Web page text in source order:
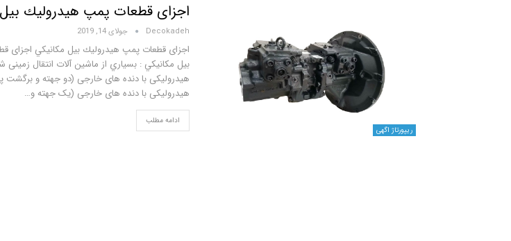
ریپورتاژ اگهی
اجزای قطعات پمپ هيدروليك
Decokadeh جولای 14, 2019
اجزای قطعات پمپ هيدروليك بيل مكانيكي اجزای
بيل مكانيكي : بسياري از ماشین آلات انتقال
هیدرولیکی با دنده های خارجی (دو جهته و برگشت
هیدرولیکی با دنده های خارجی (یک جهته و…
ادامه مطلب